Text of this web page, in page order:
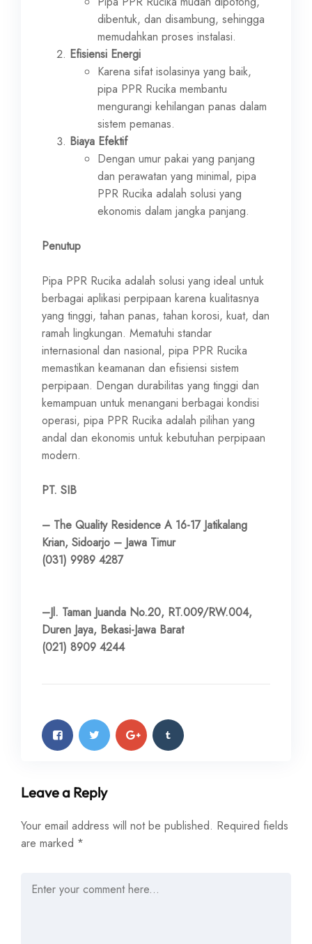
dibentuk, dan disambung, sehingga
memudahkan proses instalasi.
Efisiensi Energi
Karena sifat isolasinya yang baik,
pipa PPR Rucika membantu
mengurangi kehilangan panas dalam
sistem pemanas.
Biaya Efektif
Dengan umur pakai yang panjang
dan perawatan yang minimal, pipa
PPR Rucika adalah solusi yang
ekonomis dalam jangka panjang.
Penutup
Pipa PPR Rucika adalah solusi yang ideal untuk
berbagai aplikasi perpipaan karena kualitasnya
yang tinggi, tahan panas, tahan korosi, kuat, dan
ramah lingkungan. Mematuhi standar
internasional dan nasional, pipa PPR Rucika
memastikan keamanan dan efisiensi sistem
perpipaan. Dengan durabilitas yang tinggi dan
kemampuan untuk menangani berbagai kondisi
operasi, pipa PPR Rucika adalah pilihan yang
andal dan ekonomis untuk kebutuhan perpipaan
modern.
PT. SIB
– The Quality Residence A 16-17 Jatikalang
Krian, Sidoarjo – Jawa Timur
(031) 9989 4287
–Jl. Taman Juanda No.20, RT.009/RW.004,
Duren Jaya, Bekasi-Jawa Barat
(021) 8909 4244
Leave a Reply
Your email address will not be published. Required fields
are marked *